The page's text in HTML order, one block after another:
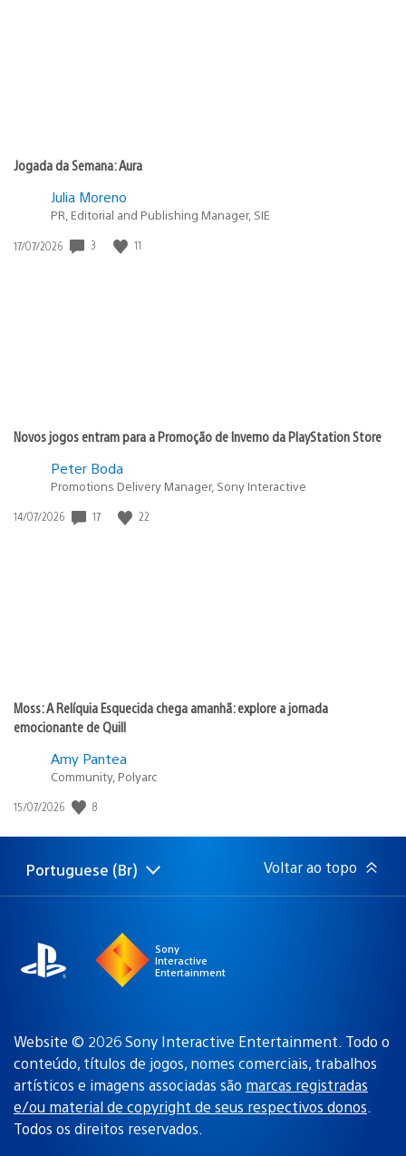
Jogada da Semana: Aura
Julia Moreno
PR, Editorial and Publishing Manager, SIE
Data
17/07/2026 3 11
Novos jogos entram para a Promoção de Inverno da PlayStation Store
Peter Boda
Promotions Delivery Manager, Sony Interactive
Data
14/07/2026 17 22
Moss: A Relíquia Esquecida chega amanhã: explore a jornada
emocionante de Quill
Amy Pantea
Community, Polyarc
Data
publicação:
15/07/2026 8
Selecione
uma
Região
atual:
Portuguese (Br) Voltar ao topo
Sony
Interactive
Entertainment
Website © 2026 Sony Interactive Entertainment. Todo o
conteúdo, títulos de jogos, nomes comerciais, trabalhos
artísticos e imagens associadas são marcas registradas
e/ou material de copyright de seus respectivos donos.
Todos os direitos reservados.